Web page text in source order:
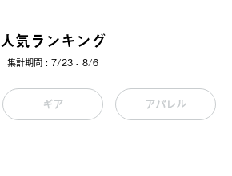
人気ランキング
集計期間 : 7/23 - 8/6
ギア アパレル